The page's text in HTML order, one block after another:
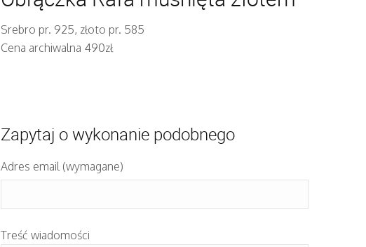
Srebro pr. 925, złoto pr. 585
Cena archiwalna 490zł
Zapytaj o wykonanie podobnego
Adres email (wymagane)
Treść wiadomości